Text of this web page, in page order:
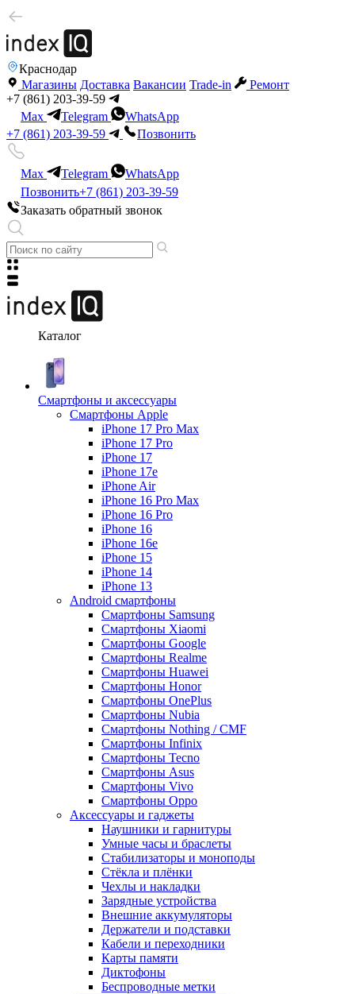
Краснодар
Магазины Доставка Вакансии Trade-in
Ремонт
+7 (861) 203-39-59
Max
Telegram
WhatsApp
+7 (861) 203-39-59
Позвонить
Max Telegram
WhatsApp
Позвонить+7 (861) 203-39-59
Заказать обратный звонок
Каталог
Смартфоны и аксессуары
Смартфоны Apple
iPhone 17 Pro Max
iPhone 17 Pro
iPhone 17
iPhone 17e
iPhone Air
iPhone 16 Pro Max
iPhone 16 Pro
iPhone 16
iPhone 16e
iPhone 15
iPhone 14
iPhone 13
Android cмартфоны
Смартфоны Samsung
Смартфоны Xiaomi
Смартфоны Google
Смартфоны Realme
Смартфоны Huawei
Смартфоны Honor
Смартфоны OnePlus
Смартфоны Nubia
Смартфоны Nothing / CMF
Смартфоны Infinix
Смартфоны Tecno
Смартфоны Asus
Смартфоны Vivo
Смартфоны Oppo
Аксессуары и гаджеты
Наушники и гарнитуры
Умные часы и браслеты
Стабилизаторы и моноподы
Стёкла и плёнки
Чехлы и накладки
Зарядные устройства
Внешние аккумуляторы
Держатели и подставки
Кабели и переходники
Карты памяти
Диктофоны
Беспроводные метки